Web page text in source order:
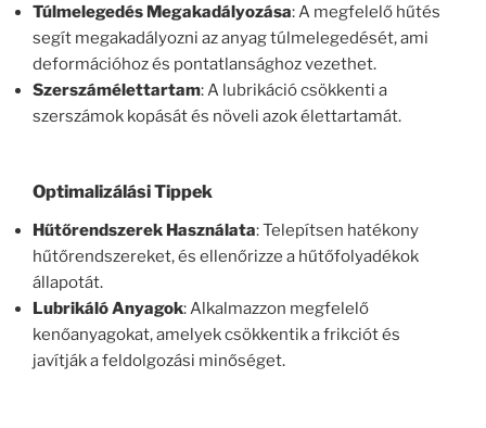
Túlmelegedés Megakadályozása: A megfelelő hűtés
segít megakadályozni az anyag túlmelegedését, ami
deformációhoz és pontatlansághoz vezethet.
Szerszámélettartam: A lubrikáció csökkenti a
szerszámok kopását és növeli azok élettartamát.
Optimalizálási Tippek
Hűtőrendszerek Használata: Telepítsen hatékony
hűtőrendszereket, és ellenőrizze a hűtőfolyadékok
állapotát.
Lubrikáló Anyagok: Alkalmazzon megfelelő
kenőanyagokat, amelyek csökkentik a frikciót és
javítják a feldolgozási minőséget.